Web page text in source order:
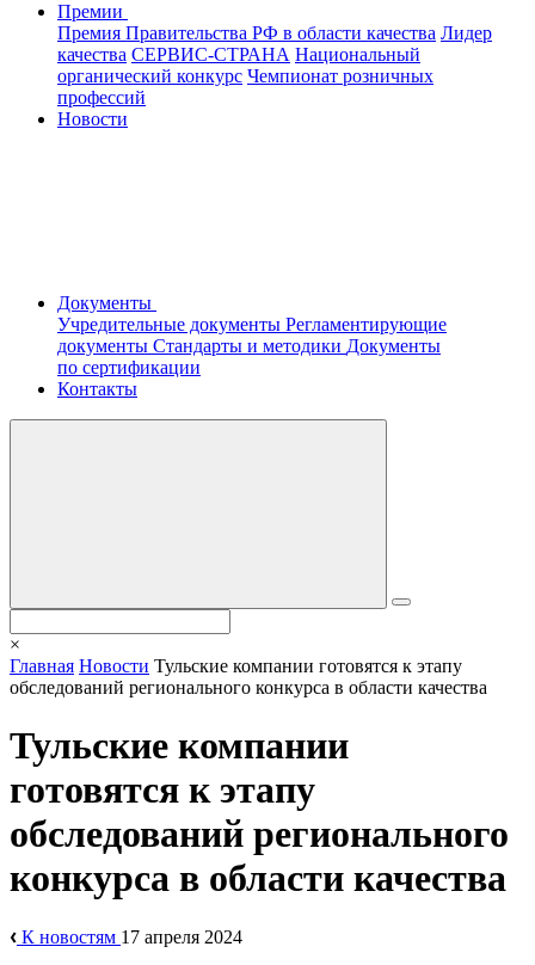
Премии
Премия Правительства РФ в области качества Лидер
качества СЕРВИС-СТРАНА Национальный
органический конкурс Чемпионат розничных
профессий
Новости
Документы
Учредительные документы Регламентирующие
документы Стандарты и методики Документы
по сертификации
Контакты
×
Главная Новости Тульские компании готовятся к этапу
обследований регионального конкурса в области качества
Тульские компании
готовятся к этапу
обследований регионального
конкурса в области качества
К новостям 17 апреля 2024